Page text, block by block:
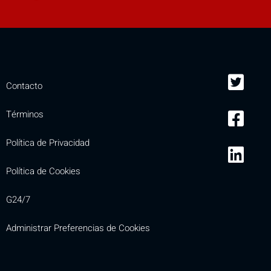
Contacto
Términos
Política de Privacidad
Política de Cookies
G24/7
Administrar Preferencias de Cookies